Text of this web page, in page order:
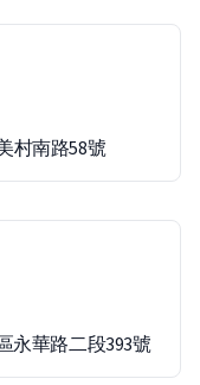
村南路58號
永華路二段393號